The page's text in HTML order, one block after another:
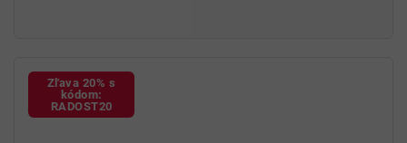
Zľava 20% s
kódom:
RADOST20